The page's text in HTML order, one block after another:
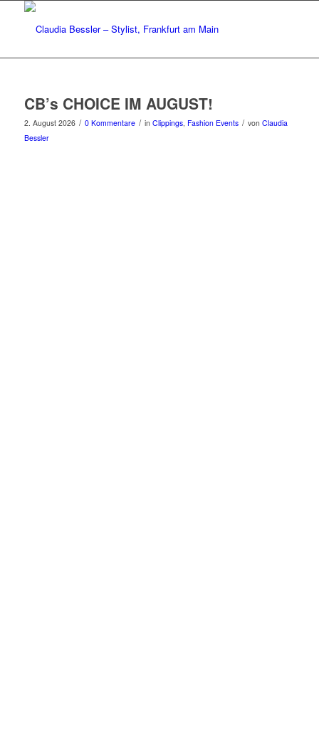
CB’s CHOICE IM AUGUST!
2. August 2026 / 0 Kommentare / in Clippings, Fashion Events / von Claudia
Bessler